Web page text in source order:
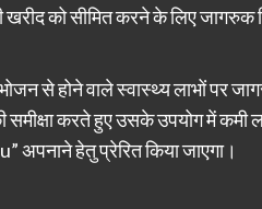
खरीद को सीमित करने के लिए जागरुक
से होने वाले स्वास्थ्य लाभों पर
समीक्षा करते हुए उसके उपयोग में
हेतु प्रेरित किया जाएगा।